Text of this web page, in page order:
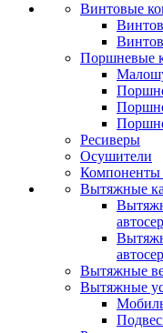
Винтовые
Поршневые
Ресиверы
Осушители
Компоненты
Вытяжные
Вытяжные
Вытяжные